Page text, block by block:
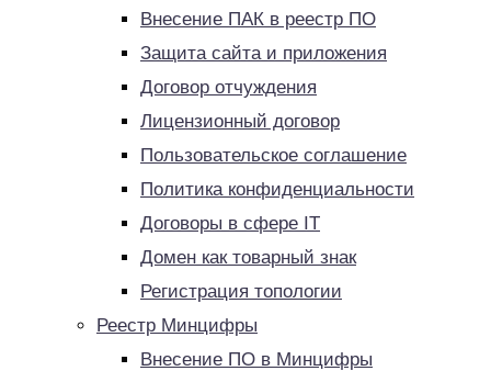
Внесение ПАК в реестр ПО
Защита сайта и приложения
Договор отчуждения
Лицензионный договор
Пользовательское соглашение
Политика конфиденциальности
Договоры в сфере IT
Домен как товарный знак
Регистрация топологии
Реестр Минцифры
Внесение ПО в Минцифры